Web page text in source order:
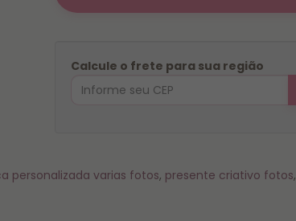
Calcule o frete para sua região
personalizada varias fotos, presente criativo fotos,